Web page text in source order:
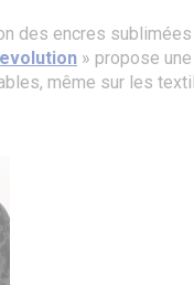
des encres
» propose
même sur les